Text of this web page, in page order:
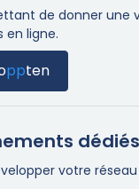
de donner une
en ligne.
ppten
votre